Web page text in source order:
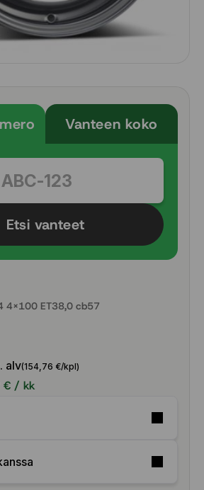
Vanteen koko
Etsi vanteet
4x100 ET38,0 cb57
alv(154,76 €/kpl)
€ / kk